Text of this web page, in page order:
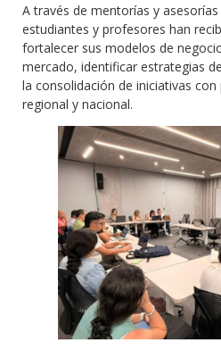
A través de mentorías y asesorías
estudiantes y profesores han
fortalecer sus modelos de
mercado, identificar estrategias
la consolidación de iniciativas
regional y nacional.